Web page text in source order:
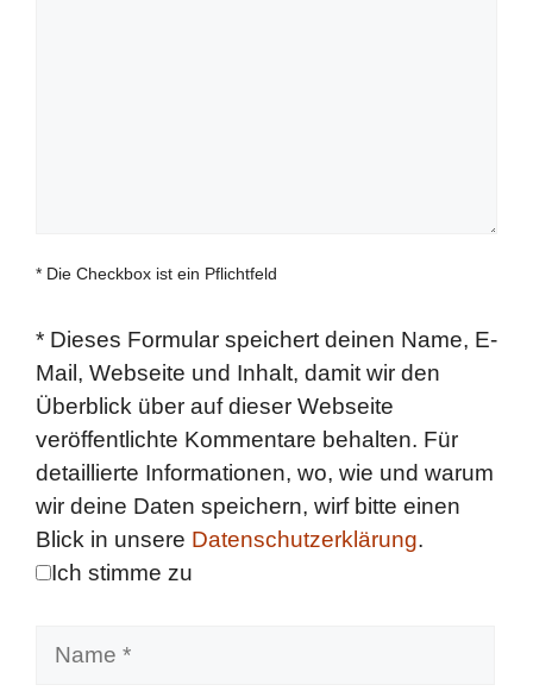
* Die Checkbox ist ein Pflichtfeld
* Dieses Formular speichert deinen Name, E-
Mail, Webseite und Inhalt, damit wir den
Überblick über auf dieser Webseite
veröffentlichte Kommentare behalten. Für
detaillierte Informationen, wo, wie und warum
wir deine Daten speichern, wirf bitte einen
Blick in unsere Datenschutzerklärung.
Ich stimme zu
Name